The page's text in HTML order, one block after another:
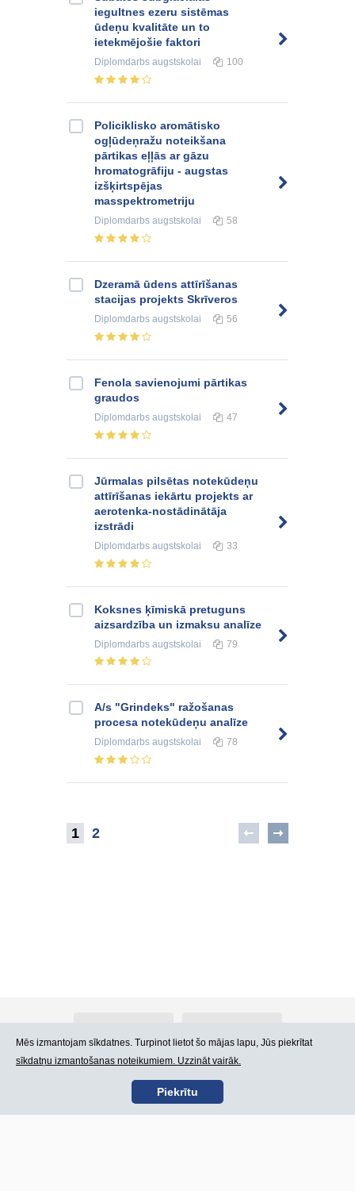
iegultnes ezeru sistēmas
ūdeņu kvalitāte un to
ietekmējošie faktori
Diplomdarbs augstskolai 100
Policiklisko aromātisko
ogļūdeņražu noteikšana
pārtikas eļļās ar gāzu
hromatogrāfiju - augstas
izšķirtspējas
masspektrometriju
Diplomdarbs augstskolai 58
Dzeramā ūdens attīrīšanas
stacijas projekts Skrīveros
Diplomdarbs augstskolai 56
Fenola savienojumi pārtikas
graudos
Diplomdarbs augstskolai 47
Jūrmalas pilsētas notekūdeņu
attīrīšanas iekārtu projekts ar
aerotenka-nostādinātāja
izstrādi
Diplomdarbs augstskolai 33
Koksnes ķīmiskā pretuguns
aizsardzība un izmaksu analīze
Diplomdarbs augstskolai 79
A/s "Grindeks" ražošanas
procesa notekūdeņu analīze
Diplomdarbs augstskolai 78
1 2
Kontakti Lietošanas noteikumi
Mēs izmantojam sīkdatnes. Turpinot lietot šo mājas lapu, Jūs piekrītat
sīkdatņu izmantošanas noteikumiem. Uzzināt vairāk.
Piekrītu